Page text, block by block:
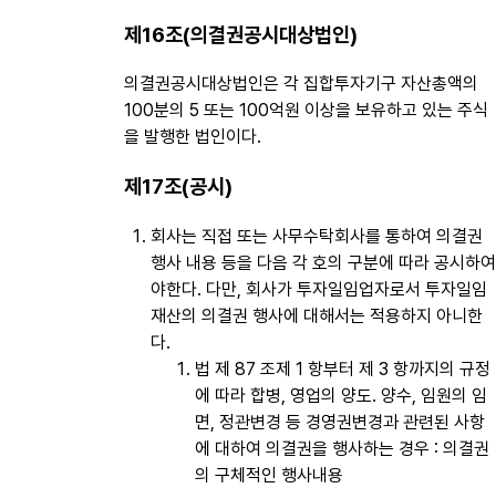
제16조(의결권공시대상법인)
의결권공시대상법인은 각 집합투자기구 자산총액의
100분의 5 또는 100억원 이상을 보유하고 있는 주식
을 발행한 법인이다.
제17조(공시)
회사는 직접 또는 사무수탁회사를 통하여 의결권
행사 내용 등을 다음 각 호의 구분에 따라 공시하여
야한다. 다만, 회사가 투자일임업자로서 투자일임
재산의 의결권 행사에 대해서는 적용하지 아니한
다.
법 제 87 조제 1 항부터 제 3 항까지의 규정
에 따라 합병, 영업의 양도․ 양수, 임원의 임
면, 정관변경 등 경영권변경과 관련된 사항
에 대하여 의결권을 행사하는 경우 : 의결권
의 구체적인 행사내용